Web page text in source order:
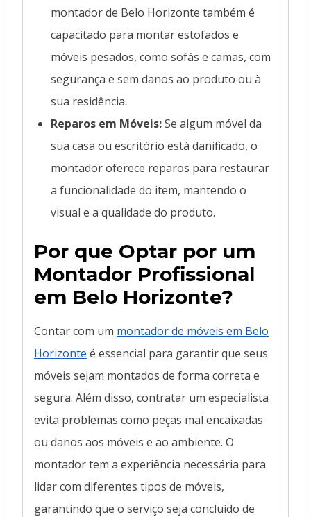
montador de Belo Horizonte também é
capacitado para montar estofados e
móveis pesados, como sofás e camas, com
segurança e sem danos ao produto ou à
sua residência.
Reparos em Móveis:Se algum móvel da
sua casa ou escritório está danificado, o
montador oferece reparos para restaurar
a funcionalidade do item, mantendo o
visual e a qualidade do produto.
Por que Optar por um
Montador Profissional
em Belo Horizonte?
Contar com um montador de móveis em Belo
Horizonte é essencial para garantir que seus
móveis sejam montados de forma correta e
segura. Além disso, contratar um especialista
evita problemas como peças mal encaixadas
ou danos aos móveis e ao ambiente. O
montador tem a experiência necessária para
lidar com diferentes tipos de móveis,
garantindo que o serviço seja concluído de